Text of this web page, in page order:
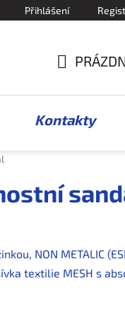
Přihlášení
KOŠÍK
Kontakty
NON METALIC
textilie MESH s